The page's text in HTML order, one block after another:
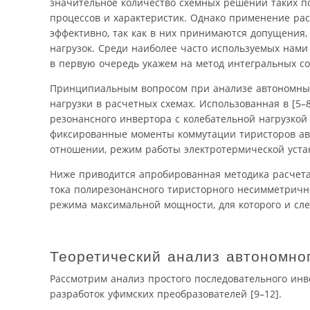
процессов и характеристик. Однако применение
эффективно, так как в них принимаются
нагрузок. Среди наиболее часто используемых
в первую очередь укажем на метод интегральных
Принципиальным вопросом при анализе
нагрузки в расчетных схемах. Использованная в
резонансного инвертора с колебательной
фиксированные моменты коммутации тиристоров
отношении, режим работы электротермической
Ниже приводится апробированная методика
тока полирезонансного тиристорного
режима максимальной мощности, для которого и
Теоретический анализ
Рассмотрим анализ простого последовательного
разработок уфимских преобразователей [9–12].